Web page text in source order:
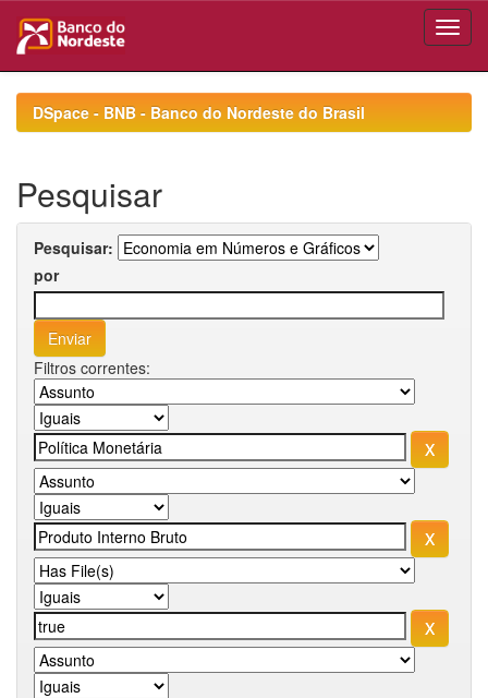
navigationDSpace - BNB - Banco do Nordeste do Brasil
Pesquisar
Pesquisar:
por
Filtros correntes: